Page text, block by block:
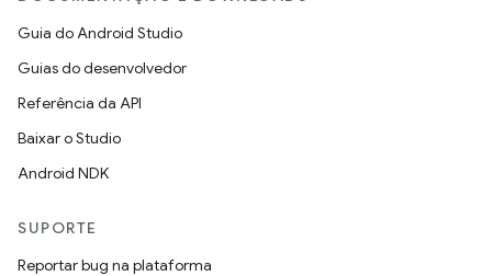
Guia do Android Studio
Guias do desenvolvedor
Referência da API
Baixar o Studio
Android NDK
SUPORTE
Reportar bug na plataforma